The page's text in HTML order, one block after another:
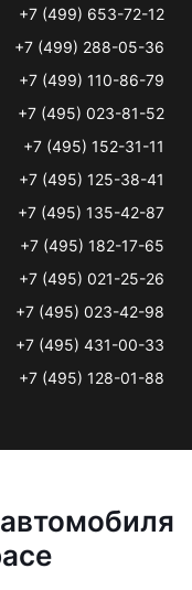
+7 (499) 653-72-12
+7 (499) 288-05-36
+7 (499) 110-86-79
+7 (495) 023-81-52
+7 (495) 152-31-11
+7 (495) 125-38-41
+7 (495) 135-42-87
+7 (495) 182-17-65
+7 (495) 021-25-26
+7 (495) 023-42-98
+7 (495) 431-00-33
+7 (495) 128-01-88